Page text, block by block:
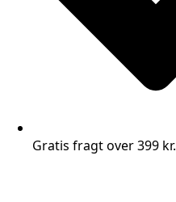
Gratis fragt over 399 kr.